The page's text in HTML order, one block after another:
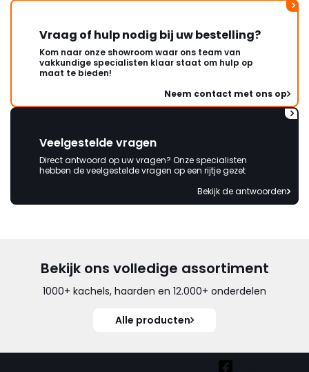
Vraag of hulp nodig bij uw bestelling?
Kom naar onze showroom waar ons team van
vakkundige specialisten klaar staat om hulp op
maat te bieden!
Neem contact met ons op
Veelgestelde vragen
Direct antwoord op uw vragen? Onze specialisten
hebben de veelgestelde vragen op een rijtje gezet
Bekijk de antwoorden
Bekijk ons volledige assortiment
1000+ kachels, haarden en 12.000+ onderdelen
Alle producten